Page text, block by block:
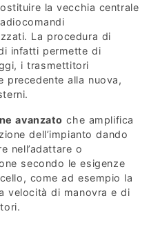
la vecchia centrale
La procedura di
infatti permette di
i trasmettitori
precedente alla nuova,
avanzato che amplifica
dell’impianto dando
nell’adattare o
secondo le esigenze
come ad esempio la
velocità di manovra e di